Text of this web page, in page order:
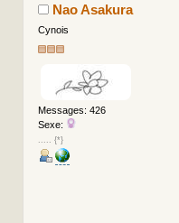
Nao Asakura
Cynois
Messages: 426
Sexe:
..... {*}